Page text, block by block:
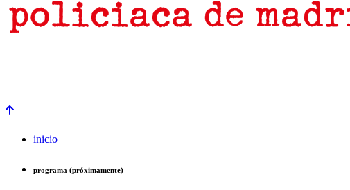
inicio
programa (próximamente)